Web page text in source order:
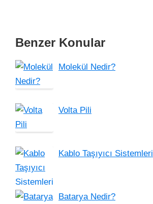
Benzer Konular
Molekül Nedir?
Volta Pili
Kablo Taşıyıcı Sistemleri
Batarya Nedir?